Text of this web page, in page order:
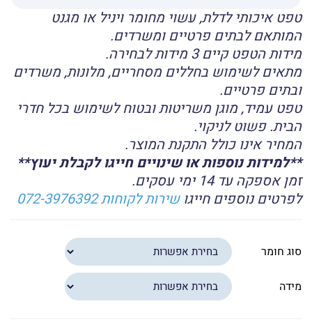
טפט איכותי לדלת, עשוי מחומר ויניל או מגנט
המותאם לבתים פרטיים ומשרדים.
מידות הטפט קיים 3 מידות לבחירה.
מתאים לשימוש בחללים מסחריים, מלונות, משרדים
ובתים פרטיים.
טפט עמיד, מוגן משריטות ובטוח לשימוש בכל חדרי
הבית. פשוט לניקוי.
המחיר אינו כולל התקנת המוצר.
**למידות נוספות או שינויים חייגו לקבלת יעוץ**
זמן אספקה עד 14 ימי עסקים.
לפרטים נוספים חייגושירות לקוחות 072-3976392
סוג חומר
מידה